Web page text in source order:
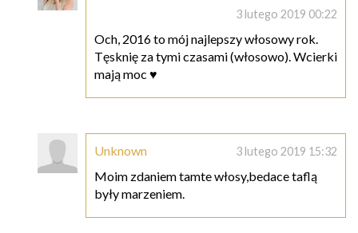
3 lutego 2019 00:22
Och, 2016 to mój najlepszy włosowy rok.
Tęsknię za tymi czasami (włosowo). Wcierki
mają moc ♥
Unknown 3 lutego 2019 15:32
Moim zdaniem tamte włosy,bedace taflą
były marzeniem.